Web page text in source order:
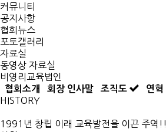
커뮤니티
공지사항
협회뉴스
포토갤러리
자료실
동영상 자료실
비영리교육법인
협회소개 회장 인사말 조직도 연혁
HISTORY
1991년 창립 이래 교육발전을 이끈 주역!!